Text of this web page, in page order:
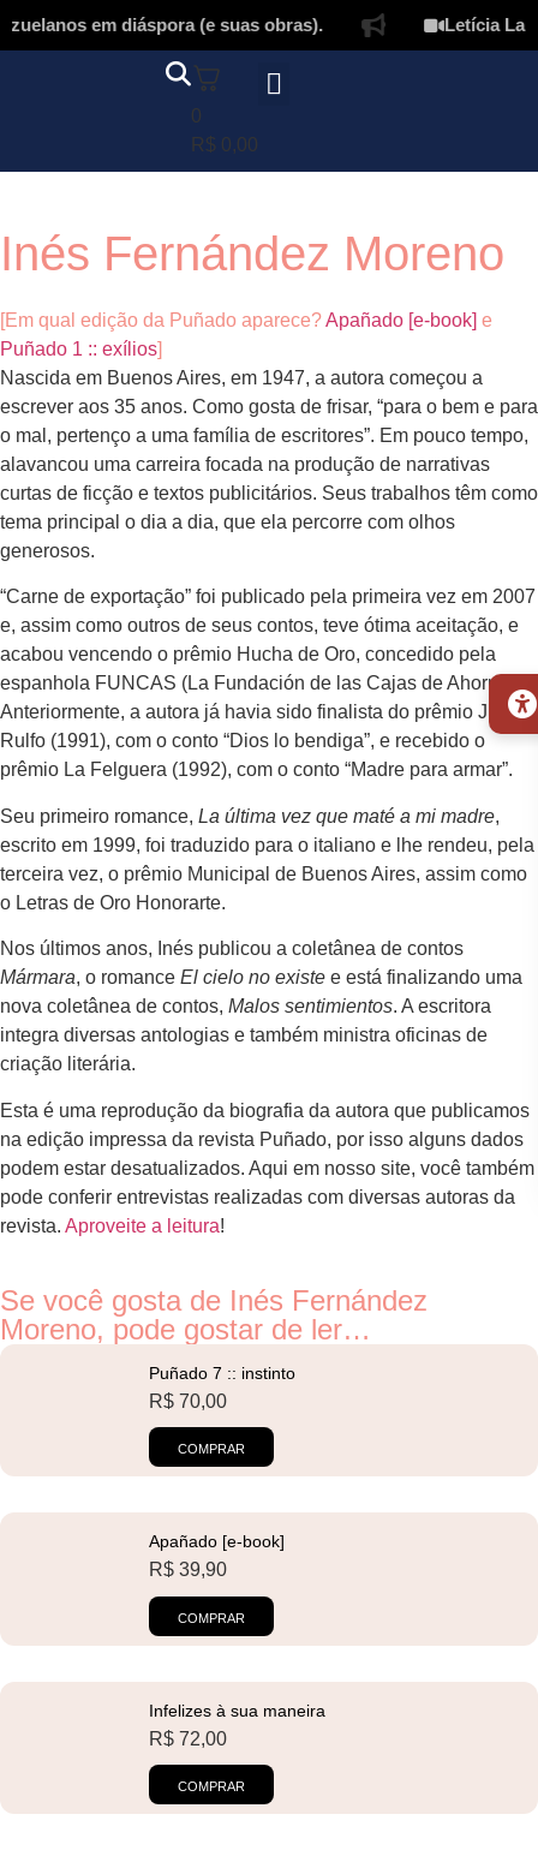
em diáspora (e suas obras). Letícia
0
R$ 0,00
Inés Fernández Moreno
[Em qual edição da Puñado aparece?Apañado [e-book] e
Puñado 1 :: exílios]
Nascida em Buenos Aires, em 1947, a autora começou a
escrever aos 35 anos. Como gosta de frisar, “para o bem e para
o mal, pertenço a uma família de escritores”. Em pouco tempo,
alavancou uma carreira focada na produção de narrativas
curtas de ficção e textos publicitários. Seus trabalhos têm como
tema principal o dia a dia, que ela percorre com olhos
generosos.
“Carne de exportação” foi publicado pela primeira vez em 2007
e, assim como outros de seus contos, teve ótima aceitação, e
acabou vencendo o prêmio Hucha de Oro, concedido pela
espanhola FUNCAS (La Fundación de las Cajas de Ahorros).
Anteriormente, a autora já havia sido finalista do prêmio Juan
Rulfo (1991), com o conto “Dios lo bendiga”, e recebido o
prêmio La Felguera (1992), com o conto “Madre para armar”.
Seu primeiro romance, La última vez que maté a mi madre,
escrito em 1999, foi traduzido para o italiano e lhe rendeu, pela
terceira vez, o prêmio Municipal de Buenos Aires, assim como
o Letras de Oro Honorarte.
Nos últimos anos, Inés publicou a coletânea de contos
Mármara, o romance El cielo no existe e está finalizando uma
nova coletânea de contos, Malos sentimientos. A escritora
integra diversas antologias e também ministra oficinas de
criação literária.
Esta é uma reprodução da biografia da autora que publicamos
na edição impressa da revista Puñado, por isso alguns dados
podem estar desatualizados. Aqui em nosso site, você também
pode conferir entrevistas realizadas com diversas autoras da
revista. Aproveite a leitura!
Se você gosta de Inés Fernández
Moreno, pode gostar de ler…
Puñado 7 :: instinto
R$ 70,00
COMPRAR
Apañado [e-book]
R$ 39,90
COMPRAR
Infelizes à sua maneira
R$ 72,00
COMPRAR